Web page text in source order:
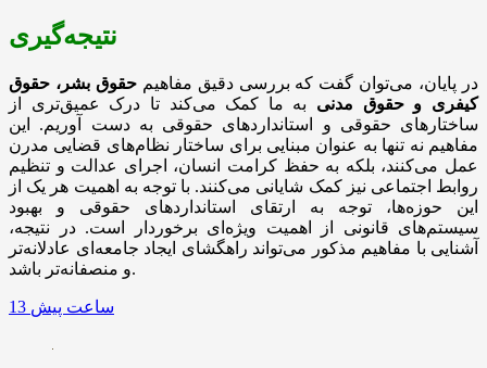
نتیجه‌گیری
در پایان، می‌توان گفت که بررسی دقیق مفاهیمحقوق بشر، حقوق
کیفری و حقوق مدنی به ما کمک می‌کند تا درک عمیق‌تری از
ساختارهای حقوقی و استانداردهای حقوقی به دست آوریم. این
مفاهیم نه تنها به عنوان مبنایی برای ساختار نظام‌های قضایی مدرن
عمل می‌کنند، بلکه به حفظ کرامت انسان، اجرای عدالت و تنظیم
روابط اجتماعی نیز کمک شایانی می‌کنند. با توجه به اهمیت هر یک از
این حوزه‌ها، توجه به ارتقای استانداردهای حقوقی و بهبود
سیستم‌های قانونی از اهمیت ویژه‌ای برخوردار است. در نتیجه،
آشنایی با مفاهیم مذکور می‌تواند راهگشای ایجاد جامعه‌ای عادلانه‌تر
و منصفانه‌تر باشد.
13 ساعت پیش